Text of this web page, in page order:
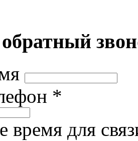
обратный
*
время для